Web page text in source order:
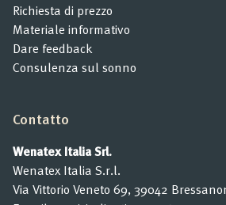
Richiesta di prezzo
Materiale informativo
Dare feedback
Consulenza sul sonno
Contatto
Wenatex Italia Srl.
Wenatex Italia S.r.l.
Via Vittorio Veneto 69, 39042